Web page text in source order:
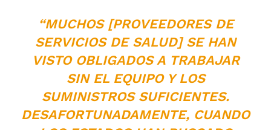
“MUCHOS [PROVEEDORES DE
SERVICIOS DE SALUD] SE HAN
VISTO OBLIGADOS A TRABAJAR
SIN EL EQUIPO Y LOS
SUMINISTROS SUFICIENTES.
DESAFORTUNADAMENTE, CUANDO